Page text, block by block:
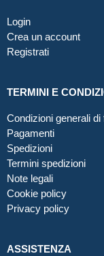
Login
Crea un account
Registrati
TERMINI E
Condizioni generali di
Pagamenti
Spedizioni
Termini spedizioni
Note legali
Cookie policy
Privacy policy
ASSISTENZA